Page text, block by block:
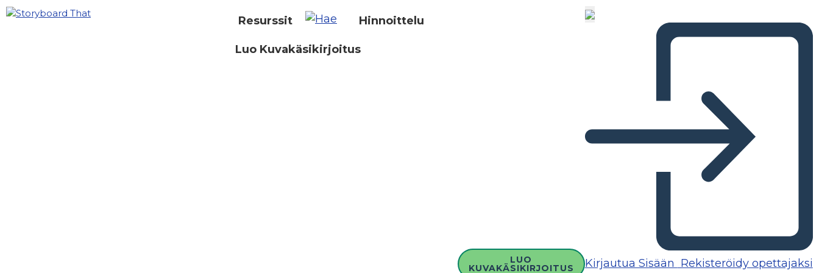
Resurssit Hinnoittelu
Luo Kuvakäsikirjoitus
LUO
KUVAKÄSIKIRJOITUS Kirjautua Sisään Rekisteröidy opettajaksi